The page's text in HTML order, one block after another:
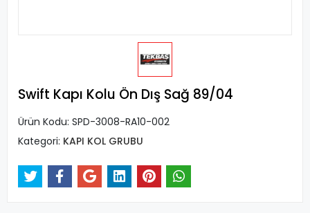
Swift Kapı Kolu Ön Dış Sağ 89/04
Ürün Kodu: SPD-3008-RA10-002
Kategori: KAPI KOL GRUBU